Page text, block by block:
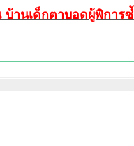
บ้านเด็กตาบอดผู้พิการ